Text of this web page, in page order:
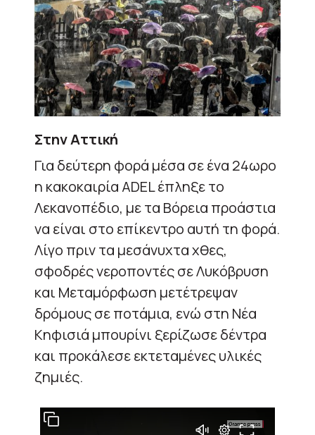
Στην Αττική
Για δεύτερη φορά μέσα σε ένα 24ωρο
η κακοκαιρία ADEL έπληξε το
Λεκανοπέδιο, με τα Βόρεια προάστια
να είναι στο επίκεντρο αυτή τη φορά.
Λίγο πριν τα μεσάνυχτα χθες,
σφοδρές νεροποντές σε Λυκόβρυση
και Μεταμόρφωση μετέτρεψαν
δρόμους σε ποτάμια, ενώ στη Νέα
Κηφισιά μπουρίνι ξερίζωσε δέντρα
και προκάλεσε εκτεταμένες υλικές
ζημιές.